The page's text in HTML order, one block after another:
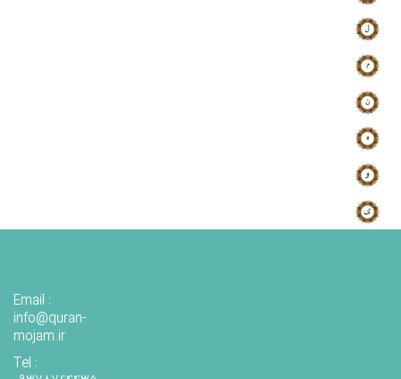
Email :
info@quran-
mojam.ir
Tel :